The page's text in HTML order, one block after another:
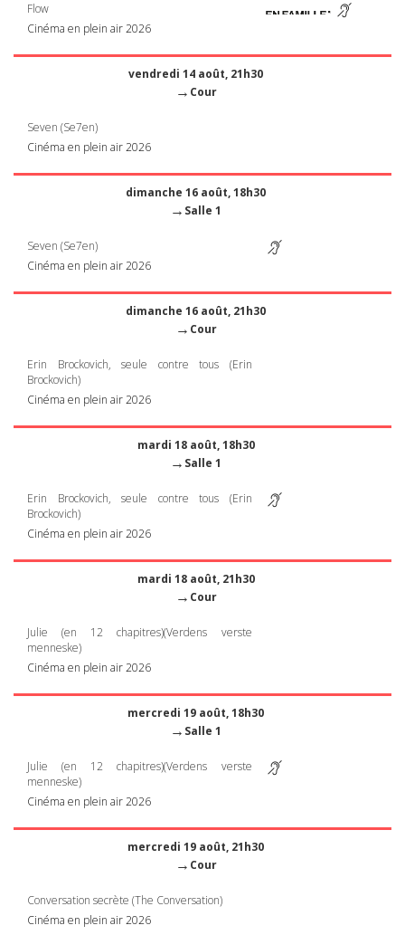
Flow
Cinéma en plein air 2026
vendredi 14 août, 21h30
→ Cour
Seven (Se7en)
Cinéma en plein air 2026
dimanche 16 août, 18h30
→ Salle 1
Seven (Se7en)
Cinéma en plein air 2026
dimanche 16 août, 21h30
→ Cour
Erin Brockovich, seule contre tous (Erin
Brockovich)
Cinéma en plein air 2026
mardi 18 août, 18h30
→ Salle 1
Erin Brockovich, seule contre tous (Erin
Brockovich)
Cinéma en plein air 2026
mardi 18 août, 21h30
→ Cour
Julie (en 12 chapitres)(Verdens verste
menneske)
Cinéma en plein air 2026
mercredi 19 août, 18h30
→ Salle 1
Julie (en 12 chapitres)(Verdens verste
menneske)
Cinéma en plein air 2026
mercredi 19 août, 21h30
→ Cour
Conversation secrète (The Conversation)
Cinéma en plein air 2026